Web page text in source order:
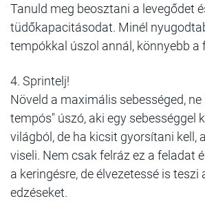
Tanuld meg beosztani a levegődet
tüdőkapacitásodat. Minél
tempókkal úszol annál, könnyebb a
4. Sprintelj!
Növeld a maximális sebességed, ne
tempós" úszó, aki egy sebességgel
világból, de ha kicsit gyorsítani kell,
viseli. Nem csak felráz ez a feladat
a keringésre, de élvezetessé is teszi
edzéseket.